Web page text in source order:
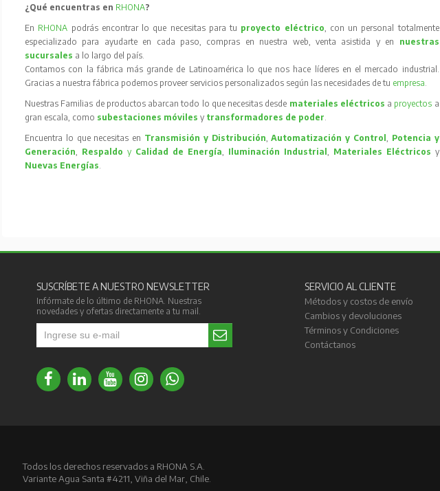
¿Qué encuentras en RHONA?
En RHONA podrás encontrar lo que necesitas para tu proyecto eléctrico, con un personal totalmente
especializado para ayudarte en cada paso, compras en nuestra web, venta asistida y en nuestras
sucursales a lo largo del país.
Contamos con la fábrica más grande de Latinoamérica lo que nos hace líderes en el mercado industrial.
Gracias a nuestra fábrica podemos proveer servicios personalizados según las necesidades de tu empresa.
Nuestras Familias de productos abarcan todo lo que necesitas desde materiales eléctricos a proyectos a
gran escala, como subestaciones móvilesy transformadores de poder.
Encuentra lo que necesitas en Transmisión y Distribución,Automatización y Control, Potencia y
Generación, Respaldo y Calidad de Energía, Iluminación Industrial , Materiales Eléctricos y
Nuevas Energías.
SUSCRÍBETE A NUESTRO NEWSLETTER
Infórmate de lo último de RHONA. Nuestras
novedades y ofertas directamente a tu mail.
SERVICIO AL CLIENTE
Métodos y costos de envío
Cambios y devoluciones
Términos y Condiciones
Contáctanos
Todos los derechos reservados a RHONA S.A.
Variante Agua Santa #4211, Viña del Mar, Chile.